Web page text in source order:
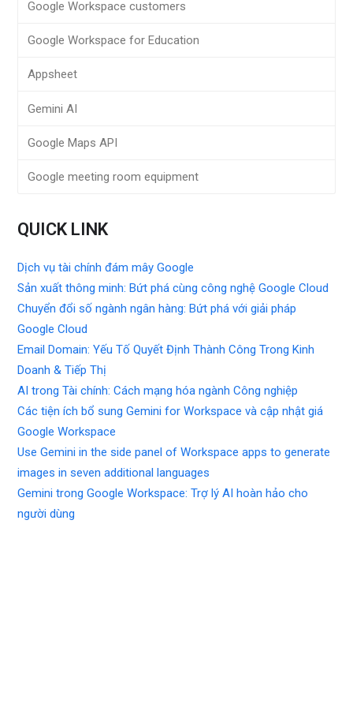
Google Workspace customers
Google Workspace for Education
Appsheet
Gemini AI
Google Maps API
Google meeting room equipment
QUICK LINK
Dịch vụ tài chính đám mây Google
Sản xuất thông minh: Bứt phá cùng công nghệ Google Cloud
Chuyển đổi số ngành ngân hàng: Bứt phá với giải pháp
Google Cloud
Email Domain: Yếu Tố Quyết Định Thành Công Trong Kinh
Doanh & Tiếp Thị
AI trong Tài chính: Cách mạng hóa ngành Công nghiệp
Các tiện ích bổ sung Gemini for Workspace và cập nhật giá
Google Workspace
Use Gemini in the side panel of Workspace apps to generate
images in seven additional languages
Gemini trong Google Workspace: Trợ lý AI hoàn hảo cho
người dùng